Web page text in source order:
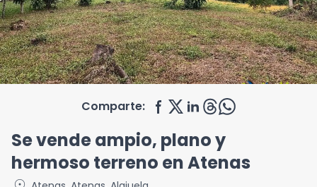
Comparte:
Se vende ampio, plano y
hermoso terreno en Atenas